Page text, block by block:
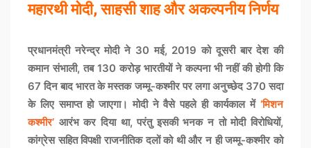
महारथी मोदी, साहसी शाह और अकल्पनीय निर्णय
प्रधानमंत्री नरेन्द्र मोदी ने 30 मई, 2019 को दूसरी बार देश की
कमान संभाली, तब 130 करोड़ भारतीयों ने कल्पना भी नहीं की होगी कि
67 दिन बाद भारत के मस्तक जम्मू-कश्मीर पर लगा अनुच्छेद 370 सदा
के लिए समाप्त हो जाएगा। मोदी ने वैसे पहले ही कार्यकाल में ‘मिशन
कश्मीर’ आरंभ कर दिया था, परंतु इसकी भनक न तो मोदी विरोधियों,
कांग्रेस सहित विपक्षी राजनीतिक दलों को थी और न ही जम्मू-कश्मीर को